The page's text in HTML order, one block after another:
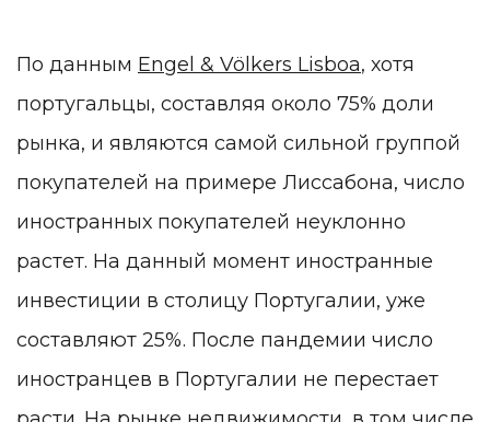
По данным Engel & Völkers Lisboa, хотя
португальцы, составляя около 75% доли
рынка, и являются самой сильной группой
покупателей на примере Лиссабона, число
иностранных покупателей неуклонно
растет. На данный момент иностранные
инвестиции в столицу Португалии, уже
составляют 25%. После пандемии число
иностранцев в Португалии не перестает